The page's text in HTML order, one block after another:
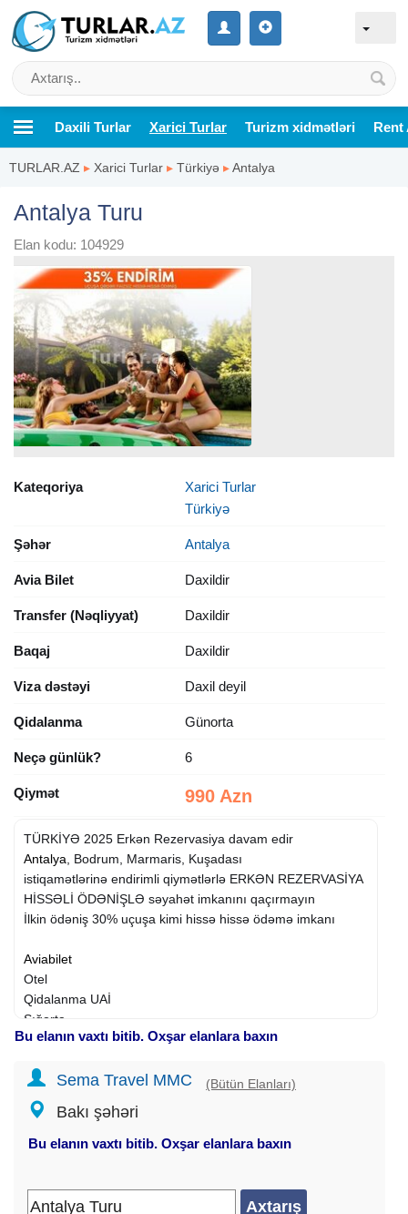
Daxili Turlar Xarici Turlar Turizm xidmətləri Rent
TURLAR.AZ ▸ Xarici Turlar ▸ Türkiyə ▸Antalya
Antalya Turu
Elan kodu: 104929
Kateqoriya
Xarici Turlar
Türkiyə
Şəhər Antalya
Avia Bilet Daxildir
Transfer (Nəqliyyat) Daxildir
Baqaj Daxildir
Viza dəstəyi Daxil deyil
Qidalanma Günorta
Neçə günlük? 6
Qiymət 990 Azn
TÜRKİYƏ 2025 Erkən Rezervasiya davam edir
Antalya , Bodrum, Marmaris, Kuşadası
istiqamətlərinə endirimli qiymətlərlə ERKƏN REZERVASİYA
HİSSƏLİ ÖDƏNİŞLƏ səyahət imkanını qaçırmayın
İlkin ödəniş 30% uçuşa kimi hissə hissə ödəmə imkanı
Aviabilet
Otel
Qidalanma UAİ
Sığorta
Transfer
Daxil qiymətlərlə tur paketlər
————————————
Sema Travel
yaxınlığı
Bu elanın vaxtı bitib. Oxşar elanlara baxın
Sema Travel MMC (Bütün Elanları)
Bakı şəhəri
Bu elanın vaxtı bitib. Oxşar elanlara baxın